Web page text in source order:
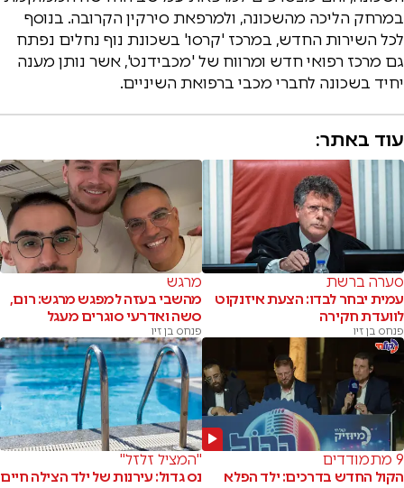
במרחק הליכה מהשכונה, ולמרפאת סירקין הקרובה. בנוסף
לכל השירות החדש, במרכז 'קרסו' בשכונת נוף נחלים נפתח
גם מרכז רפואי חדש ומרווח של 'מכבידנט', אשר נותן מענה
יחיד בשכונה לחברי מכבי ברפואת השיניים.
עוד באתר:
סערה ברשת
עמית יבחר לבדו: הצעת איזנקוט
לוועדת חקירה
פנחס בן זיו
מרגש
מהשבי בעזה למפגש מרגש: רום,
סשה ואדרעי סוגרים מעגל
פנחס בן זיו
9 מתמודדים
הקול החדש בדרכים: ילד הפלא
"המציל זלזל"
נס גדול: עירנות של ילד הצילה חיים